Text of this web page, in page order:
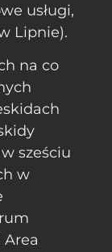
usługi,
Lipnie).
na co
sześciu
w